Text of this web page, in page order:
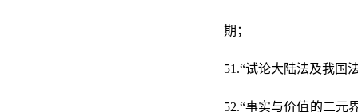
期；
51.“试论大陆法及我国
52.“事实与价值的二元